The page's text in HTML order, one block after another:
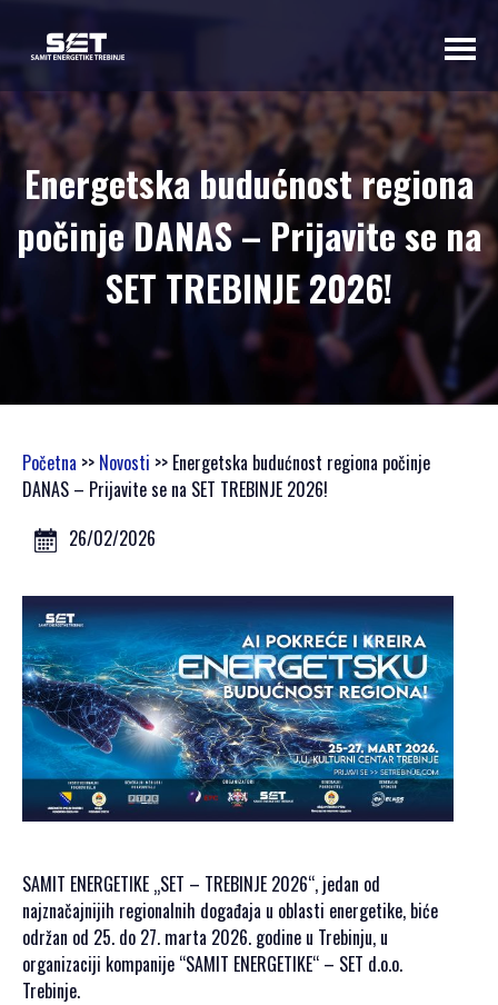
O NAMA
UVODNA RIJEČ
ORGANIZATORA
PROGRAMSKI
OSNOVNI
SAMIT 2022
SAMIT 2020
GALERIJA 2023
GALERIJA 2022
GALERIJA 2021
GALERIJA 2020
PROGRAM
OPŠTE
INFORMACIJE
KAKO SE
REGISTROVATI
KAKO DOĆI
AKREDITACIJA
MEDIJA
VIZUALI ZA
ŠTAMPU
Energetska budućnost regiona
počinje DANAS – Prijavite se na
SET TREBINJE 2026!
Početna >> Novosti >> Energetska budućnost regiona počinje
DANAS – Prijavite se na SET TREBINJE 2026!
26/02/2026
SAMIT ENERGETIKE „SET – TREBINJE 2026“, jedan od
najznačajnijih regionalnih događaja u oblasti energetike, biće
održan od 25. do 27. marta 2026. godine u Trebinju, u
organizaciji kompanije “SAMIT ENERGETIKE“ – SET d.o.o.
Trebinje.